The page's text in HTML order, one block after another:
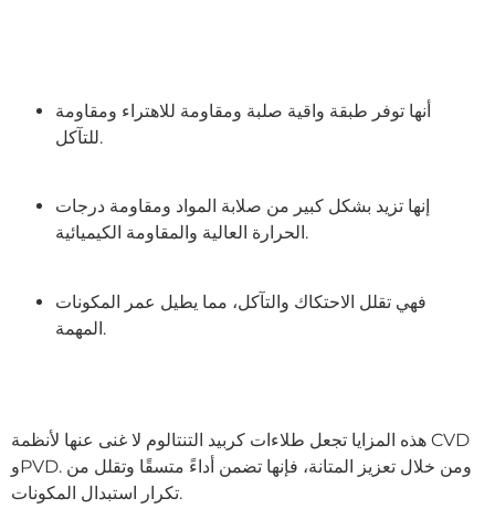
أنها توفر طبقة واقية صلبة ومقاومة للاهتراء ومقاومة
للتآكل.
إنها تزيد بشكل كبير من صلابة المواد ومقاومة درجات
الحرارة العالية والمقاومة الكيميائية.
فهي تقلل الاحتكاك والتآكل، مما يطيل عمر المكونات
المهمة.
هذه المزايا تجعل طلاءات كربيد التنتالوم لا غنى عنها لأنظمة CVD
وPVD. ومن خلال تعزيز المتانة، فإنها تضمن أداءً متسقًا وتقلل من
تكرار استبدال المكونات.